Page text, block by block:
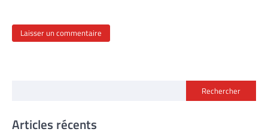
Rechercher
Articles récents